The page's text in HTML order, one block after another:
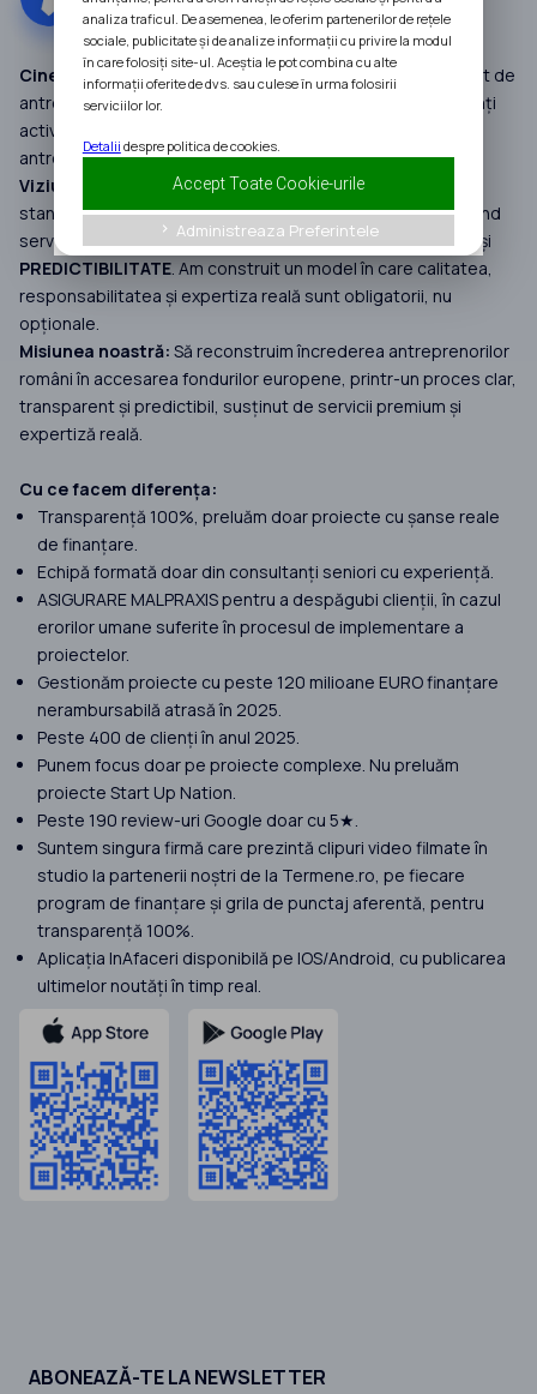
Cine suntem: InAfaceri.ro este un grup de companii fondat de
antreprenorul Alin Meteșan, construit în jurul unei comunități
active de peste 400.000 de membri și dedicat dezvoltării
antreprenoriatului din România.
Viziunea noastră:
În ultimii 7 ani, InAfaceri.ro a redefinit
standardele în consultanța pentru Fonduri Europene, oferind
servicii premium bazate peINFORMARE,TRANSPARENȚĂ
și
PREDICTIBILITATE. Am construit un model în care calitatea,
responsabilitatea și expertiza reală sunt obligatorii, nu
opționale.
Misiunea noastră: Să reconstruim încrederea antreprenorilor
români în accesarea fondurilor europene, printr-un proces clar,
transparent și predictibil, susținut de servicii premium și
expertiză reală.
Cu ce facem diferența:
Transparență 100%, preluăm doar proiecte cu șanse reale
de finanțare.
Echipă formată doar din consultanți seniori cu experiență.
ASIGURARE MALPRAXIS pentru a despăgubi clienții, în cazul
erorilor umane suferite în procesul de implementare a
proiectelor.
Gestionăm proiecte cu peste 120 milioane EURO finanțare
nerambursabilă atrasă în 2025.
Peste 400 de clienți în anul 2025.
Punem focus doar pe proiecte complexe. Nu preluăm
proiecte Start Up Nation.
Peste 190 review-uri Google doar cu 5★.
Suntem singura firmă care prezintă clipuri video filmate în
studio la partenerii noștri de la Termene.ro, pe fiecare
program de finanțare și grila de punctaj aferentă, pentru
transparență 100%.
Aplicația InAfaceri disponibilă pe IOS/Android, cu publicarea
ultimelor noutăți în timp real.
ABONEAZĂ-TE LA NEWSLETTER
analiza traficul. De asemenea, le oferim partenerilor de rețele
sociale, publicitate și de analize informații cu privire la modul
în care folosiți site-ul. Aceștia le pot combina cu alte
informații oferite de dvs. sau culese în urma folosirii
serviciilor lor.
Detalii despre politica de cookies.
Accept Toate Cookie-urile
keyboard_arrow_right Administreaza Preferintele